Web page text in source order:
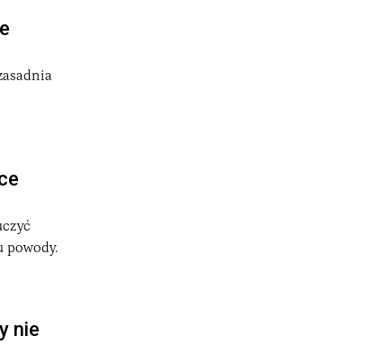
powody.
nie